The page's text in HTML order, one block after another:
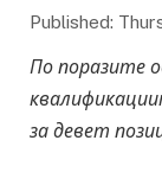
Published:
По поразите
за девет